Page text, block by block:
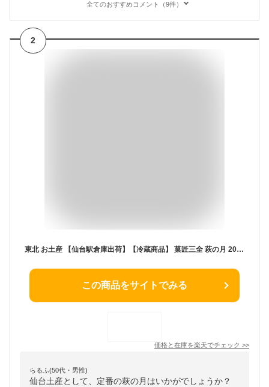
全てのおすすめコメント（9件）
2
東北 お土産 【仙台駅倉庫出荷】【冷蔵商品】 菓匠三全 萩の月 20個入 仙台 お土産 東北 土産 東北みやげ お菓子 スイーツ 和菓子 カステラ ワッフル まんじゅう お年賀 お中元 御中元 お歳暮 御歳暮 内祝い お取り寄せ ギフト プレゼント のし可
この商品をサイトでみる
価格と在庫を楽天でチェック >>
らるふ(50代・男性)
仙台土産として、定番の萩の月はいかがでしょうか？